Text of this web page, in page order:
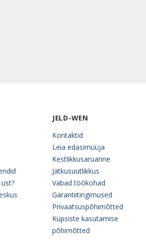
JELD-WEN
Kontaktid
Leia edasimüüja
Kestlikkusaruanne
Jätkusuutlikkus
Vabad töökohad
Garantiitingimused
Privaatsuspõhimõtted
Küpsiste kasutamise
põhimõtted